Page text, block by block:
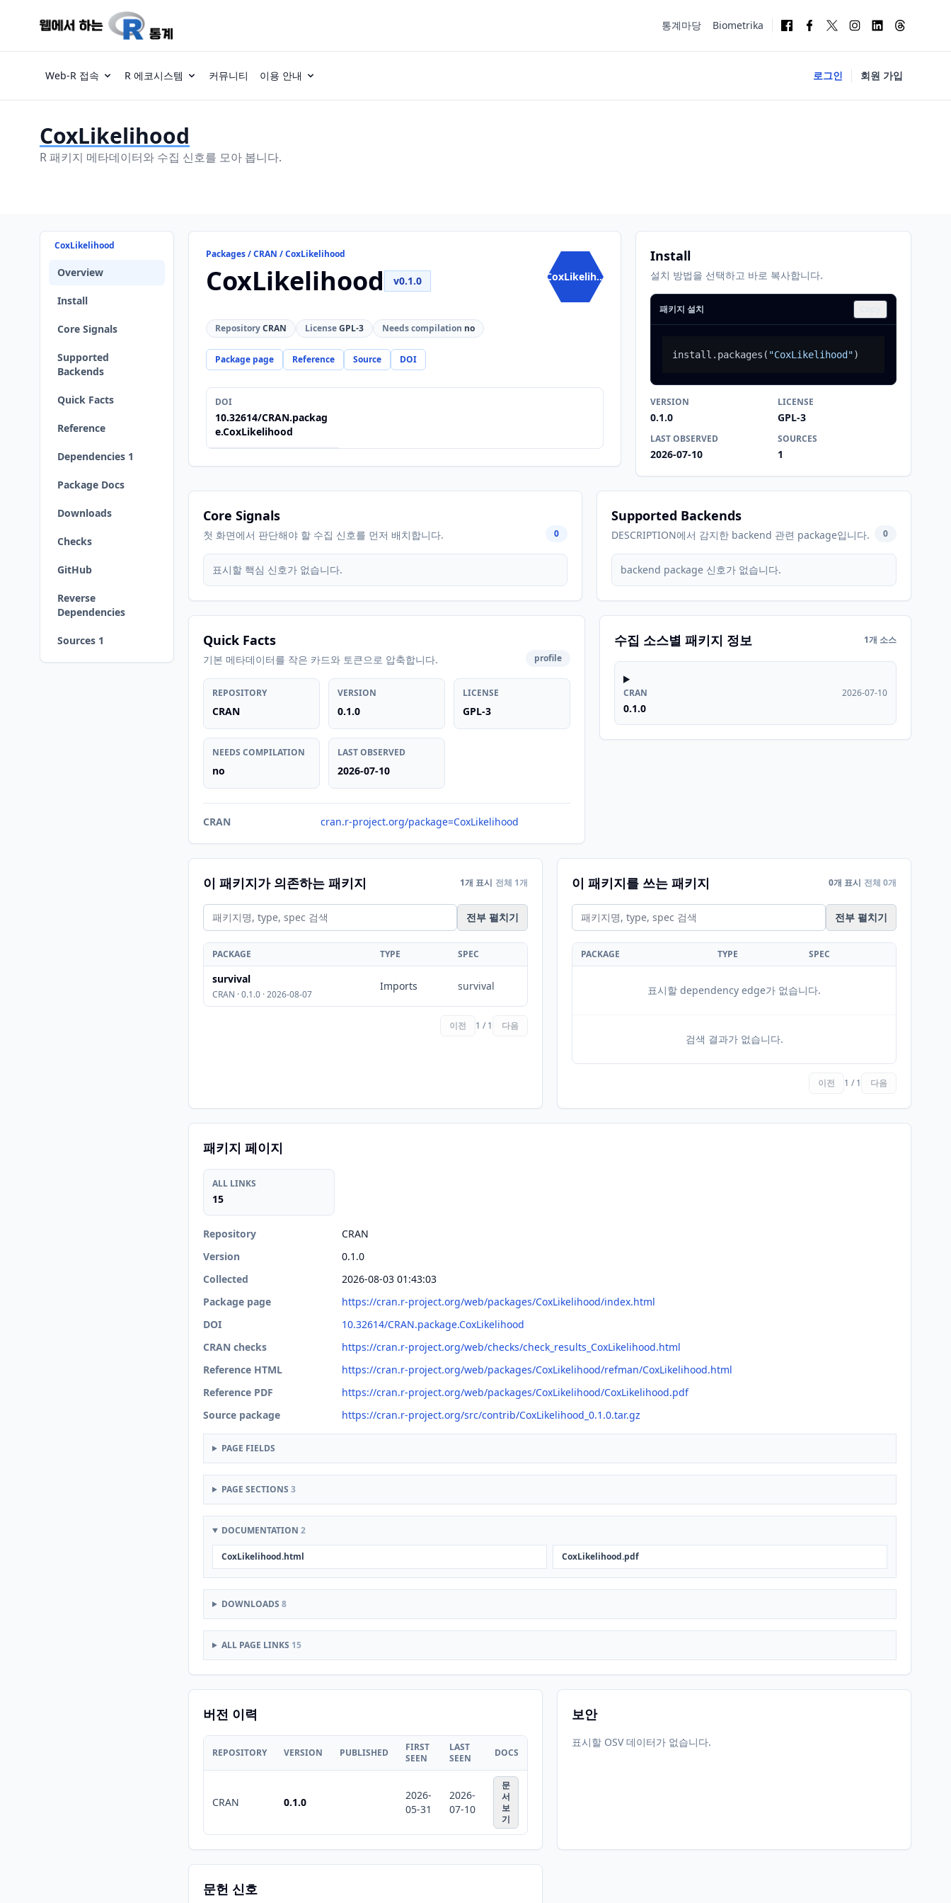
통계마당 Biometrika
Web-R 접속 R 에코시스템 커뮤니티 이용 안내 로그인 회원 가입
CoxLikelihood
R 패키지 메타데이터와 수집 신호를 모아 봅니다.
CoxLikelihood
Overview
Install
Core Signals
Supported
Backends
Quick Facts
Reference
Dependencies 1
Package Docs
Downloads
Checks
GitHub
Reverse
Dependencies
Sources 1
Packages / CRAN / CoxLikelihood
CoxLikelihood v0.1.0 CoxLikelih...
RepositoryCRAN LicenseGPL-3 Needs compilation no
Package page Reference Source DOI
DOI
10.32614/CRAN.packag
e.CoxLikelihood
Install
설치 방법을 선택하고 바로 복사합니다.
패키지 설치
install.packages ( "CoxLikelihood")
VERSION
0.1.0
LICENSE
GPL-3
LAST OBSERVED
2026-07-10
SOURCES
1
Core Signals
첫 화면에서 판단해야 할 수집 신호를 먼저 배치합니다. 0
표시할 핵심 신호가 없습니다.
Supported Backends
DESCRIPTION에서 감지한 backend 관련 package입니다. 0
backend package 신호가 없습니다.
Quick Facts
기본 메타데이터를 작은 카드와 토큰으로 압축합니다. profile
REPOSITORY
CRAN
VERSION
0.1.0
LICENSE
GPL-3
NEEDS COMPILATION
no
LAST OBSERVED
2026-07-10
CRAN cran.r-project.org/package=CoxLikelihood
수집 소스별 패키지 정보 1개 소스
CRAN
0.1.0
2026-07-10
이 패키지가 의존하는 패키지 1개 표시 전체 1개
전부 펼치기
PACKAGE TYPE SPEC
survival
CRAN · 0.1.0 · 2026-08-07
Imports survival
이전 1 / 1 다음
이 패키지를 쓰는 패키지 0개 표시 전체 0개
전부 펼치기
PACKAGE TYPE SPEC
표시할 dependency edge가 없습니다.
검색 결과가 없습니다.
이전 1 / 1 다음
패키지 페이지
ALL LINKS
15
Repository
CRAN
Version
0.1.0
Collected
2026-08-03 01:43:03
Package page
https://cran.r-project.org/web/packages/CoxLikelihood/index.html
DOI
10.32614/CRAN.package.CoxLikelihood
CRAN checks
https://cran.r-project.org/web/checks/check_results_CoxLikelihood.html
Reference HTML
https://cran.r-project.org/web/packages/CoxLikelihood/refman/CoxLikelihood.html
Reference PDF
https://cran.r-project.org/web/packages/CoxLikelihood/CoxLikelihood.pdf
Source package
https://cran.r-project.org/src/contrib/CoxLikelihood_0.1.0.tar.gz
PAGE FIELDS
PAGE SECTIONS 3
DOCUMENTATION 2
CoxLikelihood.html CoxLikelihood.pdf
DOWNLOADS 8
ALL PAGE LINKS 15
버전 이력
REPOSITORY VERSION PUBLISHED
FIRST
SEEN
LAST
SEEN
DOCS
CRAN 0.1.0
2026-
05-31
2026-
07-10
문
서
보
기
보안
표시할 OSV 데이터가 없습니다.
문헌 신호